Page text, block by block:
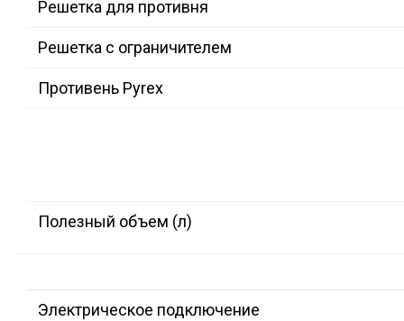
Решетка для противня
Решетка с ограничителем
Противень Pyrex
Полезный объем (л)
Электрическое подключение